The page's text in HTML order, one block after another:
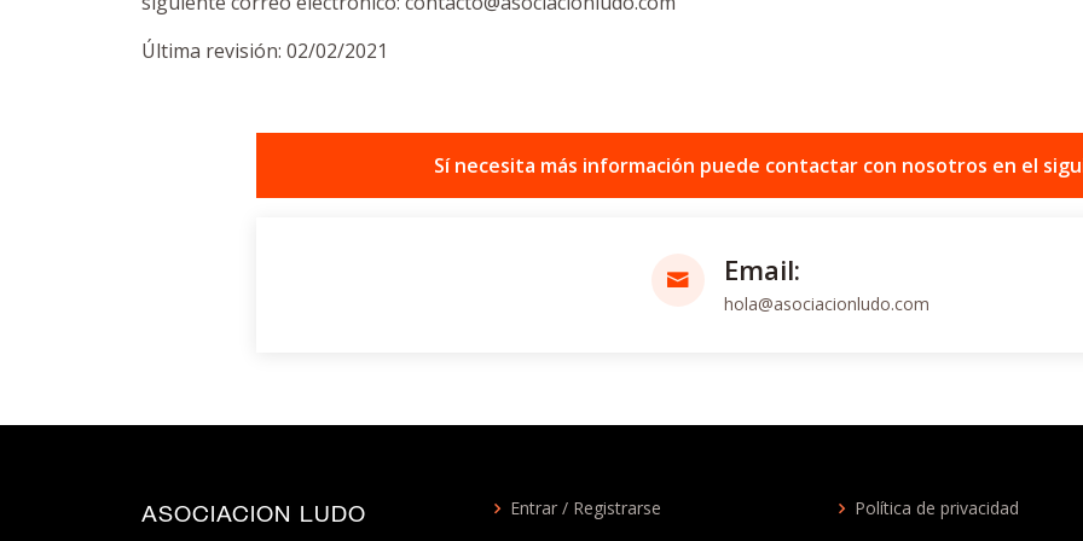
Última revisión: 02/02/2021
Sí necesita más información puede contactar con nosotros en el
Email:
hola@asociacionludo.com
ASOCIACION LUDO Entrar / Registrarse Política de privacidad